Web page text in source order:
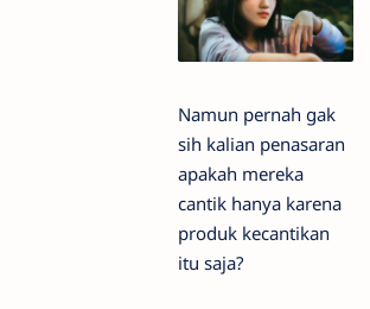
Namun pernah gak
sih kalian penasaran
apakah mereka
cantik hanya karena
produk kecantikan
itu saja?